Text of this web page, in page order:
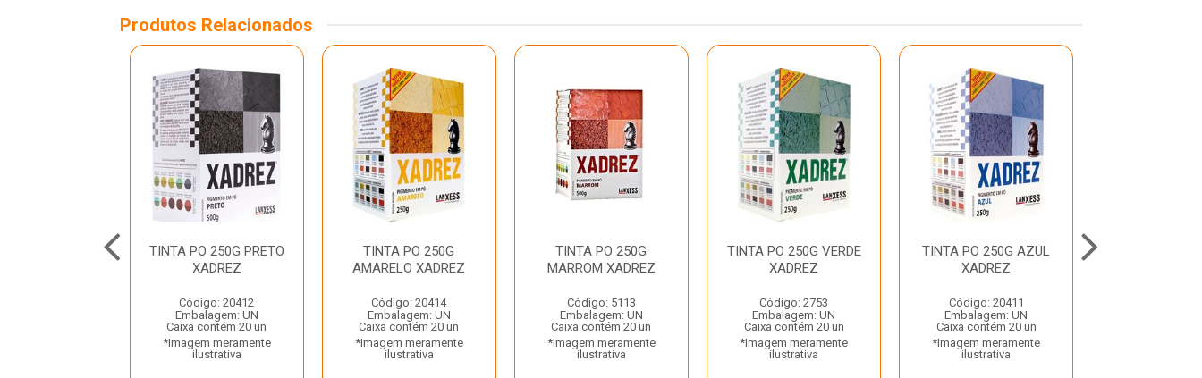
Produtos Relacionados
TINTA PO 250G PRETO
XADREZ
Código: 20412
Embalagem: UN
Caixa contém 20 un
*Imagem meramente
ilustrativa
TINTA PO 250G
AMARELO XADREZ
Código: 20414
Embalagem: UN
Caixa contém 20 un
*Imagem meramente
ilustrativa
TINTA PO 250G
MARROM XADREZ
Código: 5113
Embalagem: UN
Caixa contém 20 un
*Imagem meramente
ilustrativa
TINTA PO 250G VERDE
XADREZ
Código: 2753
Embalagem: UN
Caixa contém 20 un
*Imagem meramente
ilustrativa
TINTA PO 250G AZUL
XADREZ
Código: 20411
Embalagem: UN
Caixa contém 20 un
*Imagem meramente
ilustrativa